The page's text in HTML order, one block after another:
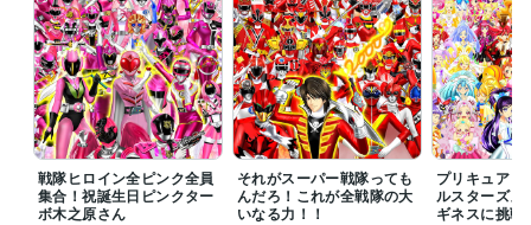
ネットでイラスト＆コミック公開
プログラミング言語・フレームワーク
COBOL:1年
ビジネス・クリエイティブツール
Adobe Photoshop:20年Filmora:5年Excel:10年PowerPoint:5年
Word:5年
その他ツール
戦隊ヒロイン全ピンク全員
集合！祝誕生日ピンクター
ボ木之原さん
それがスーパー戦隊っても
んだろ！これが全戦隊の大
いなる力！！
プリキュア１
ルスターズ
ギネスに挑戦